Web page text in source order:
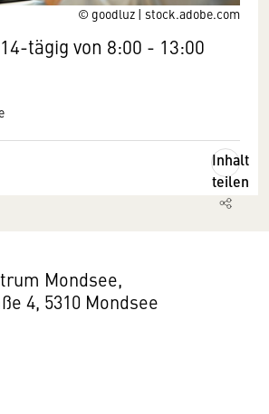
© goodluz | stock.adobe.com
tägig von 8:00 - 13:00
Inhalt
teilen
Mondsee,
4, 5310 Mondsee